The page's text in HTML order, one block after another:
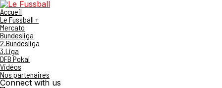
Accueil
Le Fussball +
Mercato
Bundesliga
2.Bundesliga
3.Liga
DFB Pokal
Vidéos
Nos partenaires
Connect with us